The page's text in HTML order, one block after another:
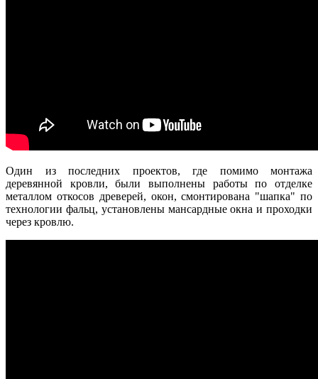
Купольная кровля
Один из последних проектов, где помимо монтажа
деревянной кровли, были выполнены работы по отделке
металлом откосов древерей, окон, смонтирована "шапка" по
технологии фальц, установлены мансардные окна и проходки
через кровлю.